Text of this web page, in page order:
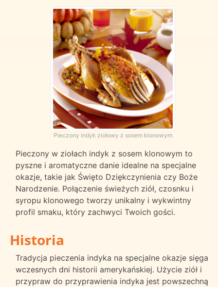
Pieczony indyk ziołowy z sosem klonowym
Pieczony w ziołach indyk z sosem klonowym to
pyszne i aromatyczne danie idealne na specjalne
okazje, takie jak Święto Dziękczynienia czy Boże
Narodzenie. Połączenie świeżych ziół, czosnku i
syropu klonowego tworzy unikalny i wykwintny
profil smaku, który zachwyci Twoich gości.
Historia
Tradycja pieczenia indyka na specjalne okazje sięga
wczesnych dni historii amerykańskiej. Użycie ziół i
przypraw do przyprawienia indyka jest powszechną